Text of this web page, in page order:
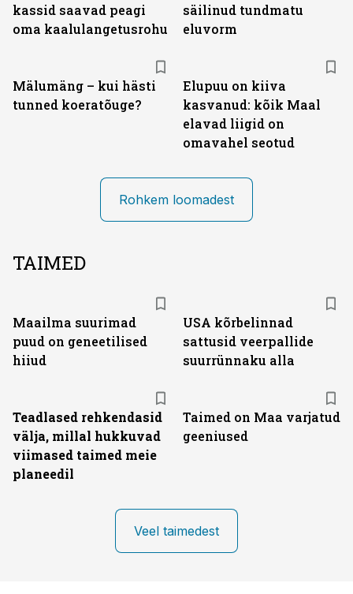
kassid saavad peagi
oma kaalulangetusrohu
säilinud tundmatu
eluvorm
Mälumäng – kui hästi
tunned koeratõuge?
Elupuu on kiiva
kasvanud: kõik Maal
elavad liigid on
omavahel seotud
Rohkem loomadest
TAIMED
Maailma suurimad
puud on geneetilised
hiiud
USA kõrbelinnad
sattusid veerpallide
suurrünnaku alla
Teadlased rehkendasid
välja, millal hukkuvad
viimased taimed meie
planeedil
Taimed on Maa varjatud
geeniused
Veel taimedest